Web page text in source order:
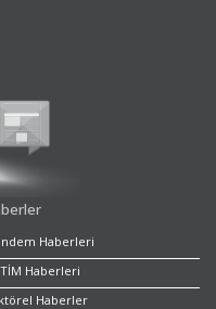
Haberleri
Haberleri
Haberler